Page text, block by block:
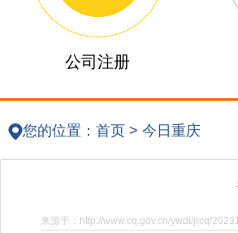
公司注册
您的位置： 首页 > 今日重庆
来源于：http://www.cq.gov.cn/ywdt/jrcq/